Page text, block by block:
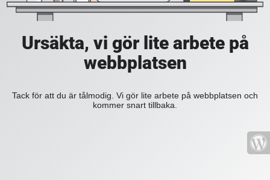
Ursäkta, vi gör lite arbete på
webbplatsen
Tack för att du är tålmodig. Vi gör lite arbete på webbplatsen och
kommer snart tillbaka.